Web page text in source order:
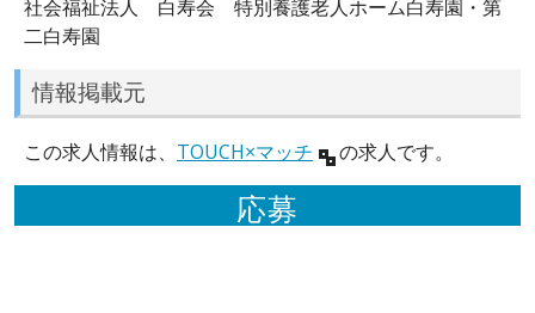
社会福祉法人 白寿会 特別養護老人ホーム白寿園・第
二白寿園
情報掲載元
この求人情報は、 TOUCH×マッチ の求人です。
応募